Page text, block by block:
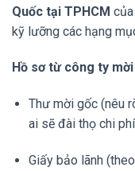
Quốc tại TPHCM
kỹ lưỡng các hạng
Hồ sơ từ công ty
Thư mời gốc (nêu
ai sẽ đài thọ chi
Giấy bảo lãnh